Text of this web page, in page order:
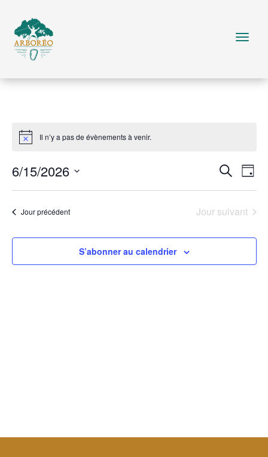
Il n’y a pas de évènements à venir.
de
Recherche
de
Jour
6/15/2026
date.Jour précédent Jour suivant
S’abonner au calendrier